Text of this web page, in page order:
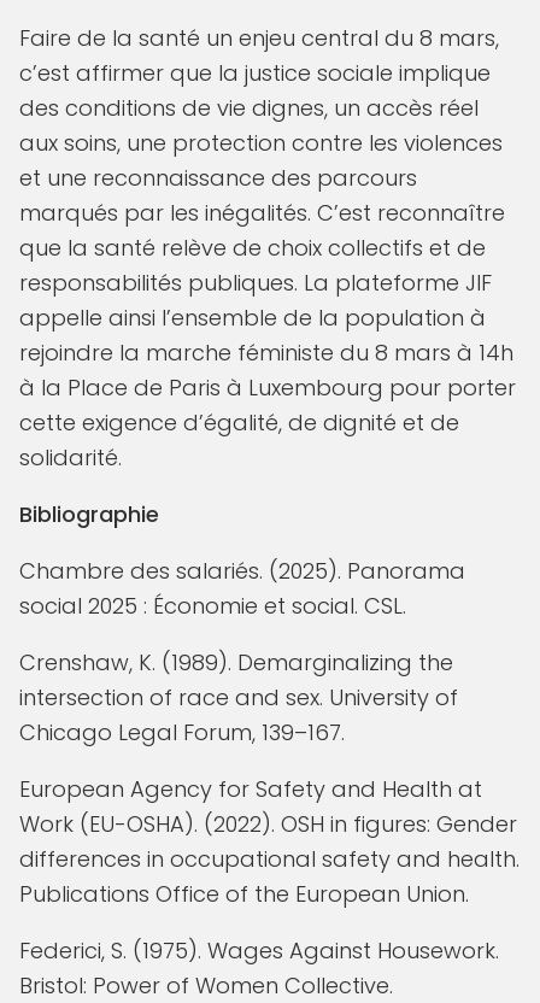
Faire de la santé un enjeu central du 8 mars,
c’est affirmer que la justice sociale implique
des conditions de vie dignes, un accès réel
aux soins, une protection contre les violences
et une reconnaissance des parcours
marqués par les inégalités. C’est reconnaître
que la santé relève de choix collectifs et de
responsabilités publiques. La plateforme JIF
appelle ainsi l’ensemble de la population à
rejoindre la marche féministe du 8 mars à 14h
à la Place de Paris à Luxembourg pour porter
cette exigence d’égalité, de dignité et de
solidarité.
Bibliographie
Chambre des salariés. (2025). Panorama
social 2025 : Économie et social. CSL.
Crenshaw, K. (1989). Demarginalizing the
intersection of race and sex. University of
Chicago Legal Forum, 139–167.
European Agency for Safety and Health at
Work (EU-OSHA). (2022). OSH in figures: Gender
differences in occupational safety and health.
Publications Office of the European Union.
Federici, S. (1975). Wages Against Housework.
Bristol: Power of Women Collective.